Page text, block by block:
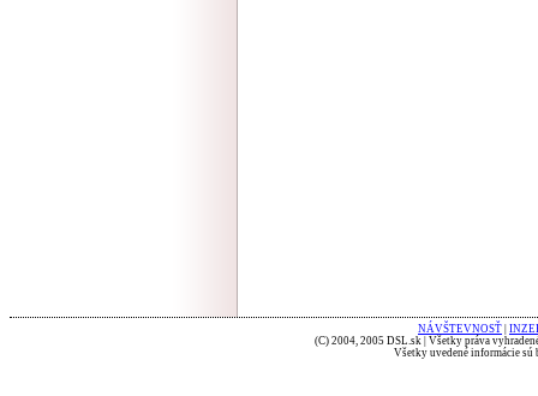
NÁVŠTEVNOSŤ
(C) 2004, 2005 DSL.sk | Všetky práva
Všetky uvedené informácie sú